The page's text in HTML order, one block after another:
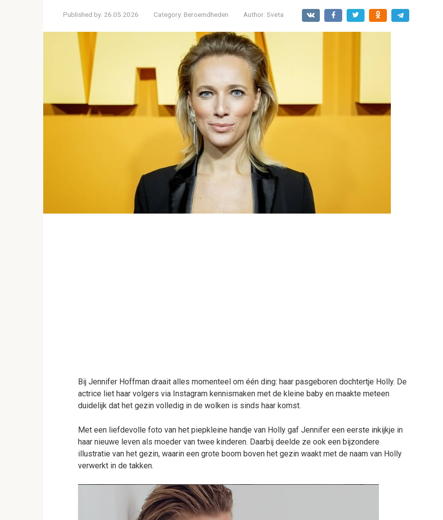
Published by: 26.05.2026 Category: Beroemdheden Author: Sveta
Bij Jennifer Hoffman draait alles momenteel om één ding: haar pasgeboren dochtertje Holly. De
actrice liet haar volgers via Instagram kennismaken met de kleine baby en maakte meteen
duidelijk dat het gezin volledig in de wolken is sinds haar komst.
Met een liefdevolle foto van het piepkleine handje van Holly gaf Jennifer een eerste inkijkje in
haar nieuwe leven als moeder van twee kinderen. Daarbij deelde ze ook een bijzondere
illustratie van het gezin, waarin een grote boom boven het gezin waakt met de naam van Holly
verwerkt in de takken.